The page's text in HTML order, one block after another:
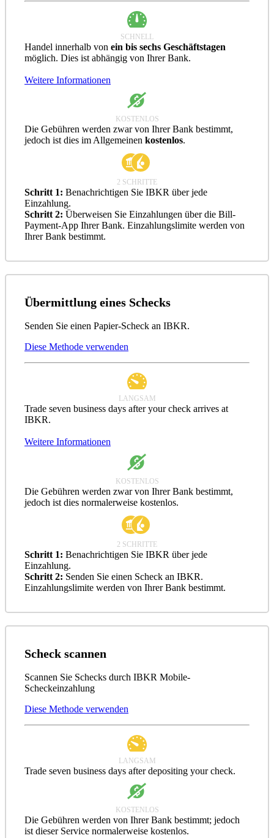
SCHNELL
Handel innerhalb von ein bis sechs Geschäftstagen
möglich. Dies ist abhängig von Ihrer Bank.
Weitere Informationen
KOSTENLOS
Die Gebühren werden zwar von Ihrer Bank bestimmt,
jedoch ist dies im Allgemeinen kostenlos.
2 SCHRITTE
Schritt 1: Benachrichtigen Sie IBKR über jede
Einzahlung.
Schritt 2: Überweisen Sie Einzahlungen über die Bill-
Payment-App Ihrer Bank. Einzahlungslimite werden von
Ihrer Bank bestimmt.
Übermittlung eines Schecks
Senden Sie einen Papier-Scheck an IBKR.
Diese Methode verwenden
LANGSAM
Trade seven business days after your check arrives at
IBKR.
Weitere Informationen
KOSTENLOS
Die Gebühren werden zwar von Ihrer Bank bestimmt,
jedoch ist dies normalerweise kostenlos.
2 SCHRITTE
Schritt 1: Benachrichtigen Sie IBKR über jede
Einzahlung.
Schritt 2: Senden Sie einen Scheck an IBKR.
Einzahlungslimite werden von Ihrer Bank bestimmt.
Scheck scannen
Scannen Sie Schecks durch IBKR Mobile-
Scheckeinzahlung
Diese Methode verwenden
LANGSAM
Trade seven business days after depositing your check.
KOSTENLOS
Die Gebühren werden von Ihrer Bank bestimmt; jedoch
ist dieser Service normalerweise kostenlos.